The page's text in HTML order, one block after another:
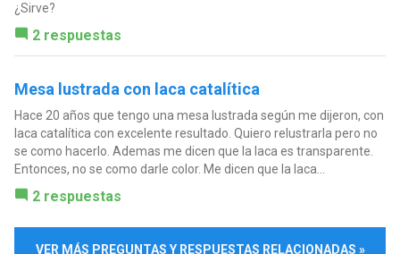
¿Sirve?
2 respuestas
Mesa lustrada con laca catalítica
Hace 20 años que tengo una mesa lustrada según me dijeron, con
laca catalítica con excelente resultado. Quiero relustrarla pero no
se como hacerlo. Ademas me dicen que la laca es transparente.
Entonces, no se como darle color. Me dicen que la laca...
2 respuestas
VER MÁS PREGUNTAS Y RESPUESTAS RELACIONADAS »